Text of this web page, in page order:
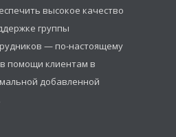
высокое качество
группы
— по-настоящему
помощи клиентам в
добавленной